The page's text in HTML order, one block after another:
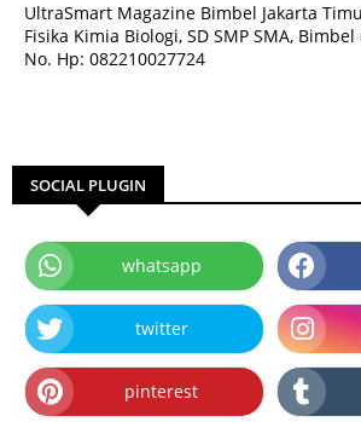
UltraSmart Magazine Bimbel Jakarta
Fisika Kimia Biologi, SD SMP SMA,
No. Hp: 082210027724
SOCIAL PLUGIN
whatsapp
twitter
pinterest